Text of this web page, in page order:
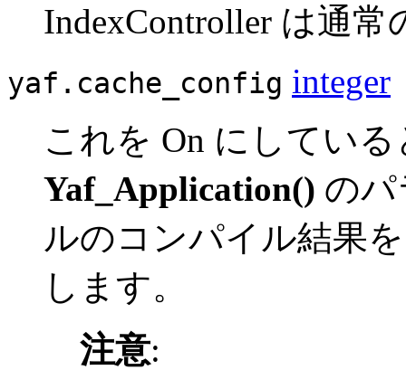
IndexController は通
yaf.cache_config integer
これを On にしてい
Yaf_Application() の
ルのコンパイル結果
します。
注意: